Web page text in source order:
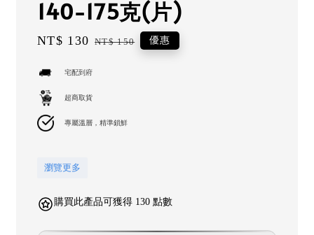
140-175克(片)
Sale
NT$ 130 Regular
NT$ 150 優惠
宅配到府
超商取貨
專屬溫層，精準鎖鮮
瀏覽更多
購買此產品可獲得 130 點數